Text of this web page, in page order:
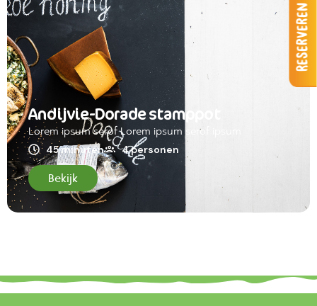
Andijvie-Dorade stamppot
Lorem ipsum serof Lorem ipsum serof ipsum
45 minuten
4 personen
Bekijk
Reserveren